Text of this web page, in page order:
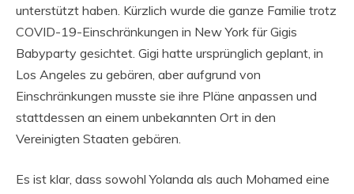
unterstützt haben. Kürzlich wurde die ganze Familie trotz
COVID-19-Einschränkungen in New York für Gigis
Babyparty gesichtet. Gigi hatte ursprünglich geplant, in
Los Angeles zu gebären, aber aufgrund von
Einschränkungen musste sie ihre Pläne anpassen und
stattdessen an einem unbekannten Ort in den
Vereinigten Staaten gebären.
Es ist klar, dass sowohl Yolanda als auch Mohamed eine